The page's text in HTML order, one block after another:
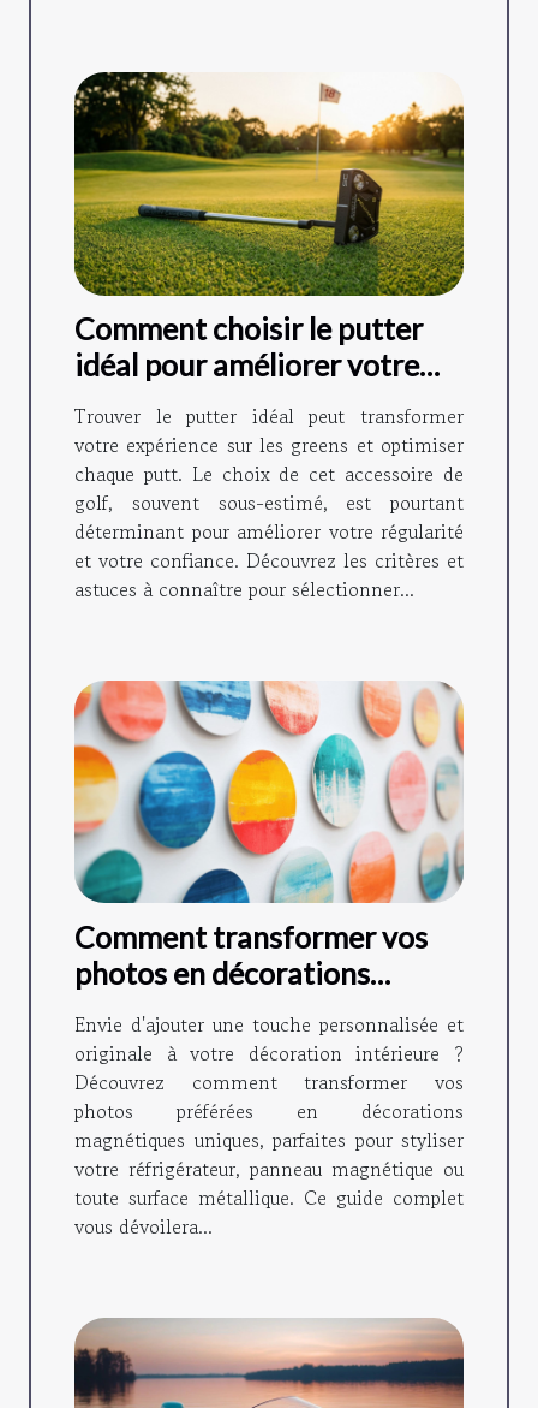
Comment choisir le putter
idéal pour améliorer votre
jeu ?
Trouver le putter idéal peut transformer
votre expérience sur les greens et optimiser
chaque putt. Le choix de cet accessoire de
golf, souvent sous-estimé, est pourtant
déterminant pour améliorer votre régularité
et votre confiance. Découvrez les critères et
astuces à connaître pour sélectionner...
Comment transformer vos
photos en décorations
magnétiques ?
Envie d'ajouter une touche personnalisée et
originale à votre décoration intérieure ?
Découvrez comment transformer vos
photos préférées en décorations
magnétiques uniques, parfaites pour styliser
votre réfrigérateur, panneau magnétique ou
toute surface métallique. Ce guide complet
vous dévoilera...